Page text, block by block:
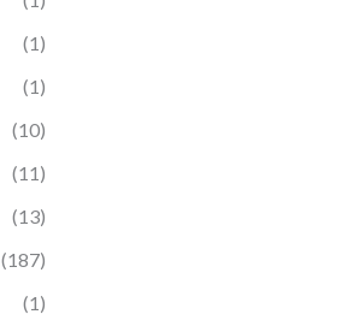
(1)
(1)
(10)
(11)
(13)
(187)
(1)